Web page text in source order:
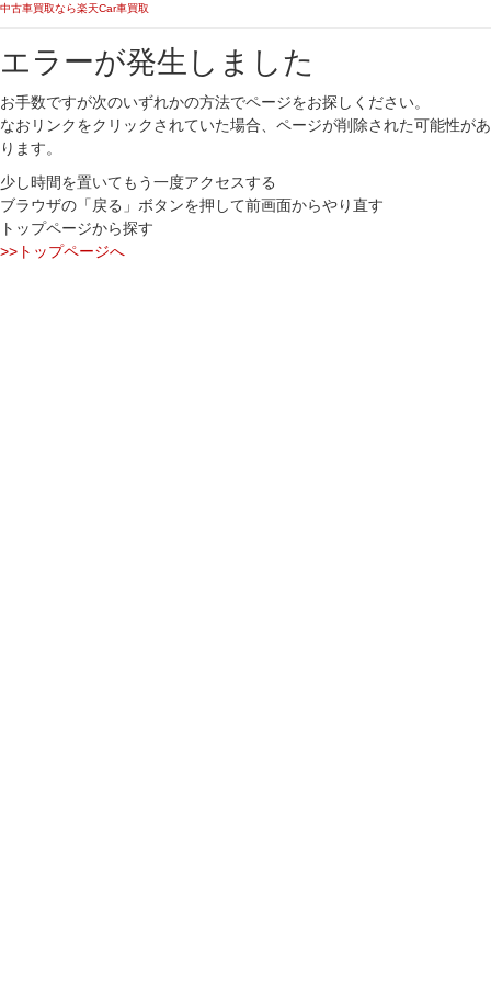
中古車買取なら楽天Car車買取
エラーが発生しました
お手数ですが次のいずれかの方法でページをお探しください。
なおリンクをクリックされていた場合、ページが削除された可能性があ
ります。
少し時間を置いてもう一度アクセスする
ブラウザの「戻る」ボタンを押して前画面からやり直す
トップページから探す
>>トップページへ